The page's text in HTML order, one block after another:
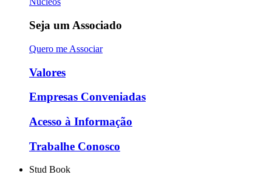
Seja um Associado
Quero me Associar
Valores
Empresas Conveniadas
Acesso à Informação
Trabalhe Conosco
Stud Book